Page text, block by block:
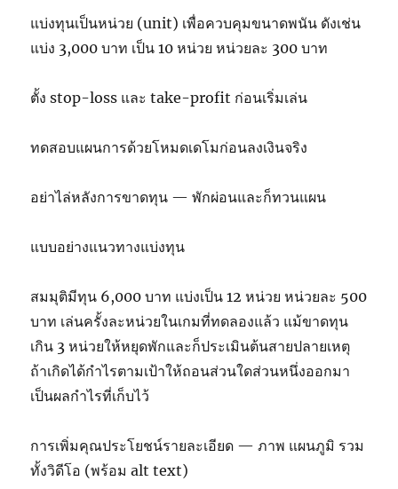
แบ่งทุนเป็นหน่วย (unit) เพื่อควบคุมขนาดพนัน ดังเช่น
แบ่ง 3,000 บาท เป็น 10 หน่วย หน่วยละ 300 บาท
ตั้ง stop-loss และ take-profit ก่อนเริ่มเล่น
ทดสอบแผนการด้วยโหมดเดโมก่อนลงเงินจริง
อย่าไล่หลังการขาดทุน — พักผ่อนและก็ทวนแผน
แบบอย่างแนวทางแบ่งทุน
สมมุติมีทุน 6,000 บาท แบ่งเป็น 12 หน่วย หน่วยละ 500
บาท เล่นครั้งละหน่วยในเกมที่ทดลองแล้ว แม้ขาดทุน
เกิน 3 หน่วยให้หยุดพักและก็ประเมินต้นสายปลายเหตุ
ถ้าเกิดได้กำไรตามเป้าให้ถอนส่วนใดส่วนหนึ่งออกมา
เป็นผลกำไรที่เก็บไว้
การเพิ่มคุณประโยชน์รายละเอียด — ภาพ แผนภูมิ รวม
ทั้งวิดีโอ (พร้อม alt text)